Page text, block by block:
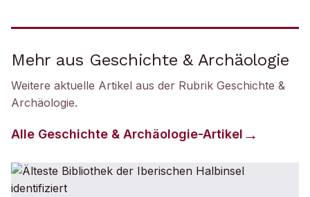
Mehr aus Geschichte & Archäologie
Weitere aktuelle Artikel aus der Rubrik Geschichte &
Archäologie.
Alle Geschichte & Archäologie-Artikel